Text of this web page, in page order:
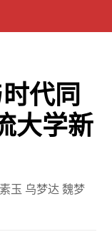
代同
大学新
玉 乌梦达 魏梦